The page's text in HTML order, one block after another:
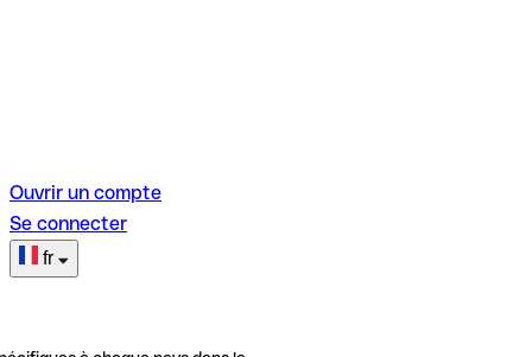
Ouvrir un compte
Se connecter
fr